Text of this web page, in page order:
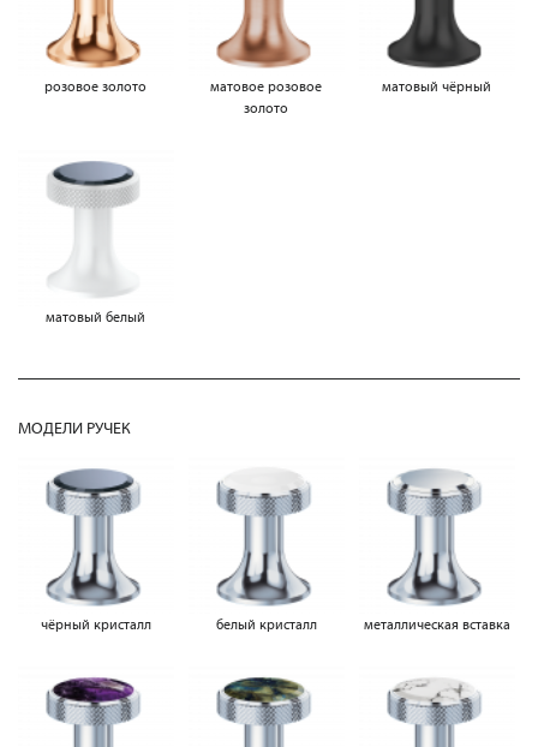
розовое золото
матовое розовое
золото
матовый чёрный
матовый белый
МОДЕЛИ РУЧЕК
чёрный кристалл белый кристалл металлическая вставка